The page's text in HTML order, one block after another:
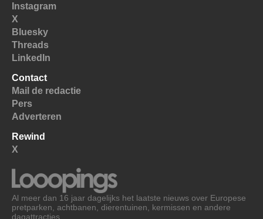
Instagram
X
Bluesky
Threads
LinkedIn
Contact
Mail de redactie
Pers
Adverteren
Rewind
X
Al meer dan 16 jaar dagelijks het laatste nieuws over Europese
pretparken, achtbanen, dierentuinen, kermissen en andere
dagattracties.